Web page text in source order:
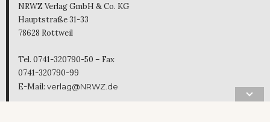
NRWZ Verlag GmbH & Co. KG
Hauptstraße 31-33
78628 Rottweil
Tel. 0741-320790-50 – Fax
0741-320790-99
E-Mail: verlag@NRWZ.de